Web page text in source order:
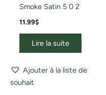
Smoke Satin 5 0 2
11.99$
Lire la suite
Ajouter à la liste de
souhait